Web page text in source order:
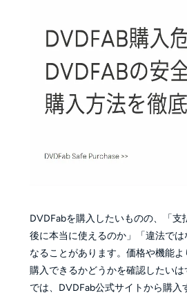
DVDFabを購入したいものの、「支
後に本当に使えるのか」「違法で
なることがあります。価格や機能
購入できるかどうかを確認したい
では、DVDFab公式サイトから購入